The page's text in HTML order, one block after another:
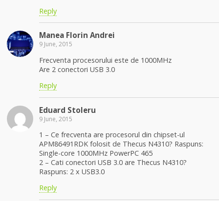
Reply
Manea Florin Andrei
9 June, 2015
Frecventa procesorului este de 1000MHz
Are 2 conectori USB 3.0
Reply
Eduard Stoleru
9 June, 2015
1 – Ce frecventa are procesorul din chipset-ul
APM86491RDK folosit de Thecus N4310? Raspuns:
Single-core 1000MHz PowerPC 465
2 – Cati conectori USB 3.0 are Thecus N4310?
Raspuns: 2 x USB3.0
Reply